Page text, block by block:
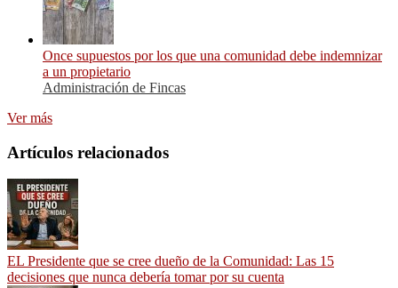
Once supuestos por los que una comunidad debe indemnizar
a un propietario
Administración de Fincas
Ver más
Artículos relacionados
EL Presidente que se cree dueño de la Comunidad: Las 15
decisiones que nunca debería tomar por su cuenta